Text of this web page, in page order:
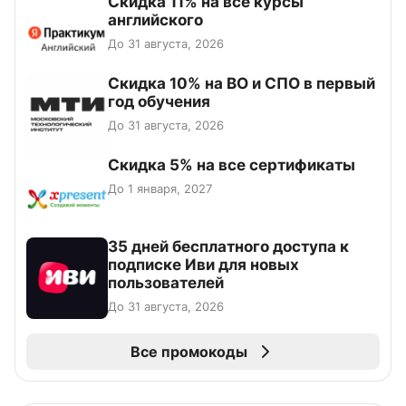
английского
До 31 августа, 2026
Скидка 10% на ВО и СПО в первый
год обучения
До 31 августа, 2026
Скидка 5% на все сертификаты
До 1 января, 2027
35 дней бесплатного доступа к
подписке Иви для новых
пользователей
До 31 августа, 2026
Все промокоды